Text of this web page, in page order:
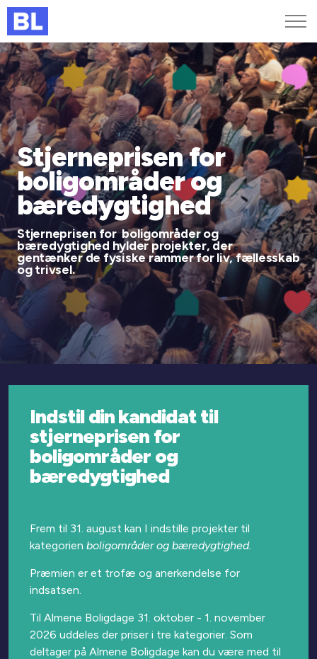
Genveje
Find medarbejder
Kurser og arrangementer
Jobportalen
MitBL
Stjerneprisen for
boligområder og
bæredygtighed
Stjerneprisen for boligområder og
bæredygtighed hylder projekter, der
gentænker de fysiske rammer for liv, fællesskab
og trivsel.
Indstil din kandidat til
stjerneprisen for
boligområder og
bæredygtighed
Frem til 31. augustkan I indstille projekter til
kategorienboligområder og bæredygtighed.
Præmien er et trofæ og anerkendelse for
indsatsen.
Til Almene Boligdage 31. oktober - 1. november
2026 uddeles der priser i tre kategorier. Som
deltager på Almene Boligdage kan du være med til